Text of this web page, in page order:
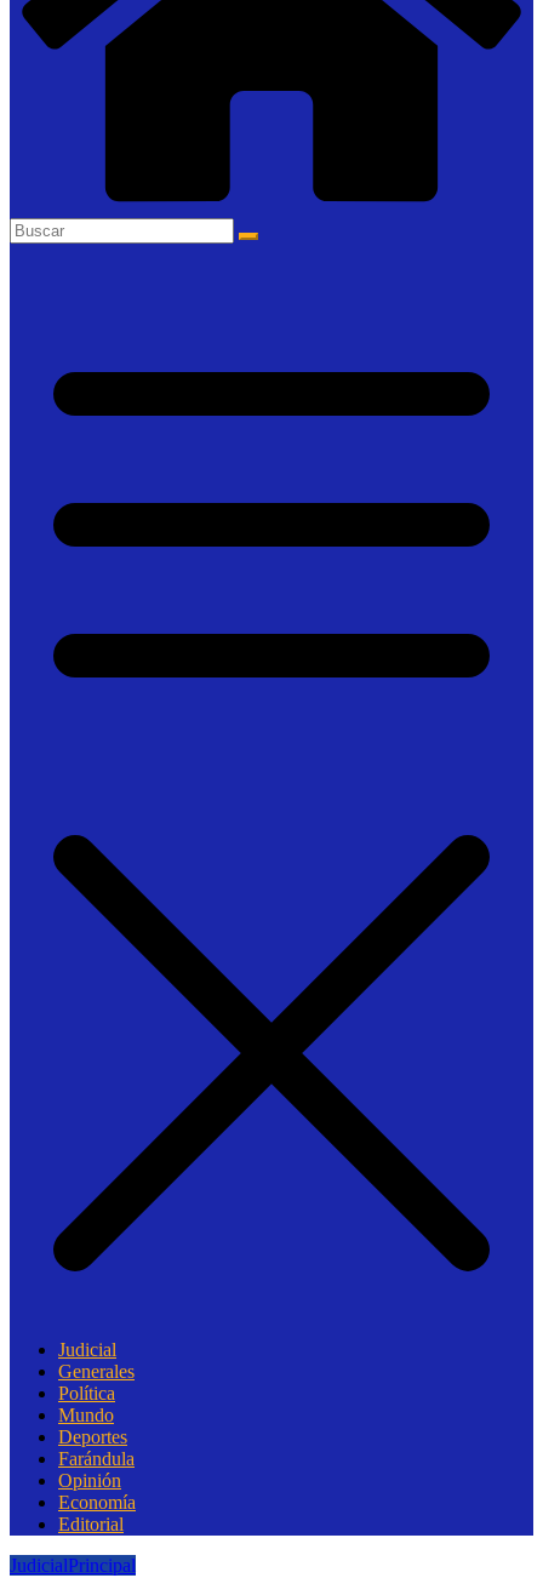
Judicial
Generales
Política
Mundo
Deportes
Farándula
Opinión
Economía
Editorial
JudicialPrincipal